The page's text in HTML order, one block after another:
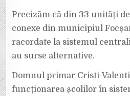
Precizăm că din 33 unități
conexe din municipiul
racordate la sistemul
au surse alternative.
Domnul primar Cristi-
funcționarea școlilor în